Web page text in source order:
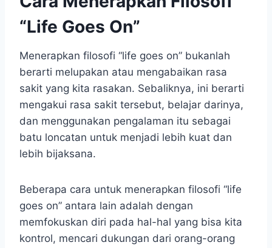
“Life Goes On”
Menerapkan filosofi “life goes on” bukanlah
berarti melupakan atau mengabaikan rasa
sakit yang kita rasakan. Sebaliknya, ini berarti
mengakui rasa sakit tersebut, belajar darinya,
dan menggunakan pengalaman itu sebagai
batu loncatan untuk menjadi lebih kuat dan
lebih bijaksana.
Beberapa cara untuk menerapkan filosofi “life
goes on” antara lain adalah dengan
memfokuskan diri pada hal-hal yang bisa kita
kontrol, mencari dukungan dari orang-orang